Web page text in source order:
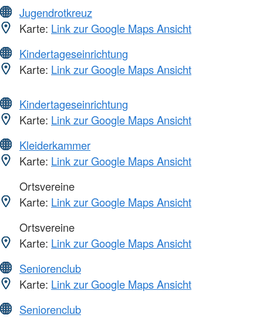
Jugendrotkreuz
Karte: Link zur Google Maps Ansicht
Kindertageseinrichtung
Karte: Link zur Google Maps Ansicht
Kindertageseinrichtung
Karte: Link zur Google Maps Ansicht
Kleiderkammer
Karte: Link zur Google Maps Ansicht
Ortsvereine
Karte: Link zur Google Maps Ansicht
Ortsvereine
Karte: Link zur Google Maps Ansicht
Seniorenclub
Karte: Link zur Google Maps Ansicht
Seniorenclub